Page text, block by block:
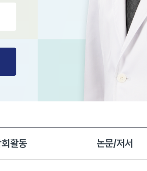
활동 논문/저서